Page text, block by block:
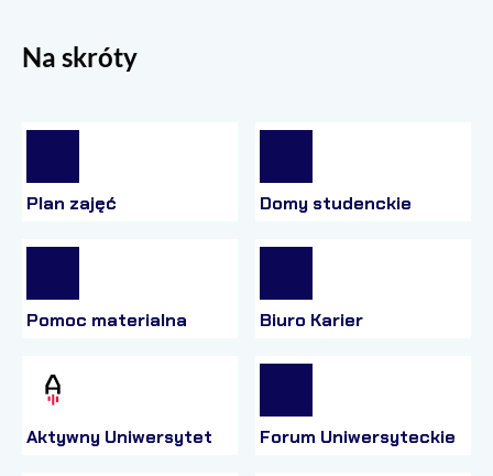
Na skróty
Plan zajęć Domy studenckie
Pomoc materialna Biuro Karier
Aktywny Uniwersytet Forum Uniwersyteckie